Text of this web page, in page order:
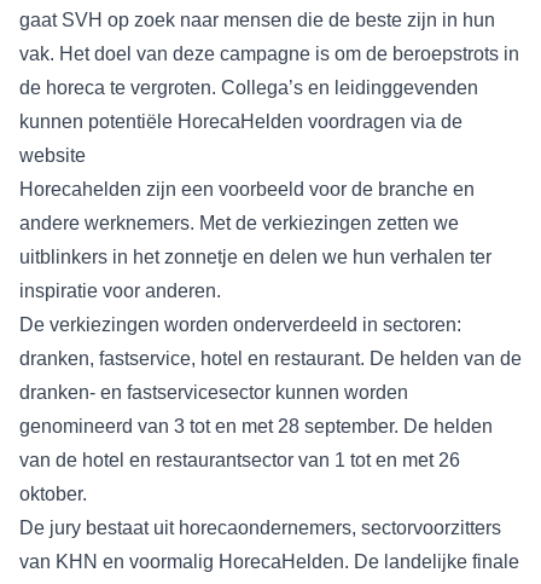
gaat SVH op zoek naar mensen die de beste zijn in hun
vak. Het doel van deze campagne is om de beroepstrots in
de horeca te vergroten. Collega’s en leidinggevenden
kunnen potentiële HorecaHelden voordragen via de
website
Horecahelden zijn een voorbeeld voor de branche en
andere werknemers. Met de verkiezingen zetten we
uitblinkers in het zonnetje en delen we hun verhalen ter
inspiratie voor anderen.
De verkiezingen worden onderverdeeld in sectoren:
dranken, fastservice, hotel en restaurant. De helden van de
dranken- en fastservicesector kunnen worden
genomineerd van 3 tot en met 28 september. De helden
van de hotel en restaurantsector van 1 tot en met 26
oktober.
De jury bestaat uit horecaondernemers, sectorvoorzitters
van KHN en voormalig HorecaHelden. De landelijke finale